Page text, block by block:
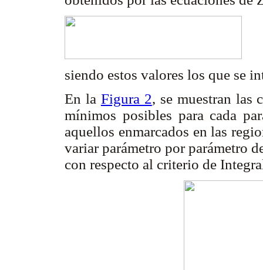
siendo estos valores los que se
En la Figura 2, se muestran las
mínimos posibles para cada
aquellos enmarcados en las
variar parámetro por parámetro
con respecto al criterio de